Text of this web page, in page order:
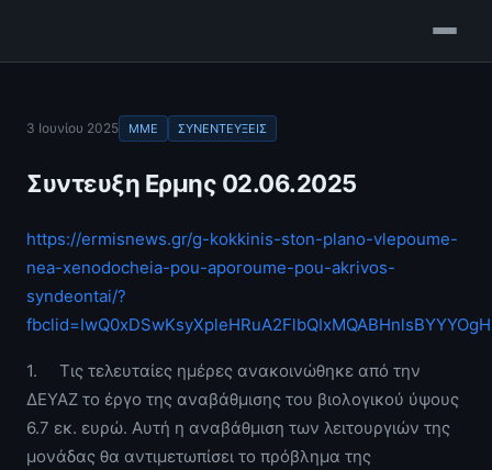
3 Ιουνίου 2025 ΜΜΕ ΣΥΝΕΝΤΕΥΞΕΙΣ
Συντευξη Ερμης 02.06.2025
https://ermisnews.gr/g-kokkinis-ston-plano-vlepoume-
nea-xenodocheia-pou-aporoume-pou-akrivos-
syndeontai/?
1. Τις τελευταίες ημέρες ανακοινώθηκε από την
ΔΕΥΑΖ το έργο της αναβάθμισης του βιολογικού ύψους
6.7 εκ. ευρώ. Αυτή η αναβάθμιση των λειτουργιών της
μονάδας θα αντιμετωπίσει το πρόβλημα της